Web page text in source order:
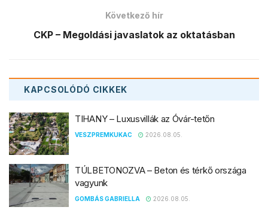
Következő hír
CKP – Megoldási javaslatok az oktatásban
KAPCSOLÓDÓ CIKKEK
TIHANY – Luxusvillák az Óvár-tetőn
VESZPREMKUKAC 2026.08.05.
TÚLBETONOZVA – Beton és térkő országa
vagyunk
GOMBÁS GABRIELLA 2026.08.05.